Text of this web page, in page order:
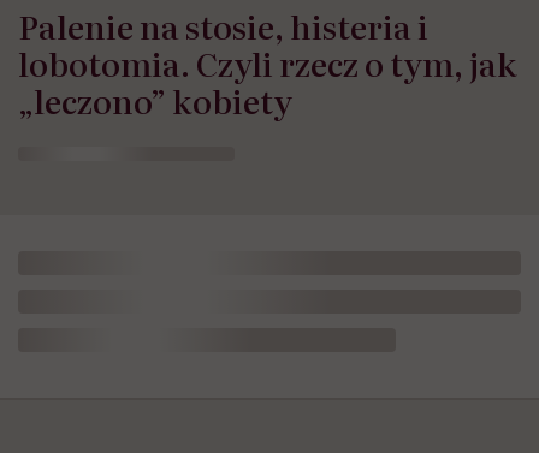
Palenie na stosie, histeria i
lobotomia. Czyli rzecz o tym, jak
„leczono” kobiety